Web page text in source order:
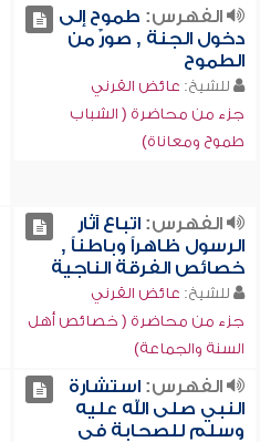
الفهرس: طموح إلى
دخول الجنة , صورٌ من
الطموح
للشيخ: عائض القرني
جزء من محاضرة ( الشباب
طموح ومعاناة)
الفهرس:اتباع آثار
الرسول ظاهراً وباطناً ,
خصائص الفرقة الناجية
للشيخ: عائض القرني
جزء من محاضرة ( خصائص أهل
السنة والجماعة)
الفهرس:استشارة
النبي صلى الله عليه
وسلم للصحابة في